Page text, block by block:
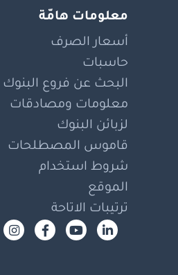
معلومات هامّة
أسعار الصرف
حاسبات
البحث عن فروع البنوك
معلومات ومصادقات
لزبائن البنوك
قاموس المصطلحات
شروط استخدام
الموقع
ترتيبات الاتاحة